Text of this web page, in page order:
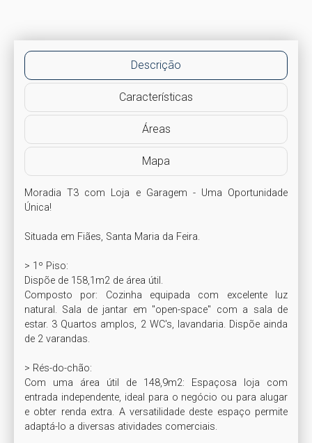
Descrição
Características
Áreas
Mapa
Moradia T3 com Loja e Garagem - Uma Oportunidade
Única!
Situada em Fiães, Santa Maria da Feira.
> 1º Piso:
Dispõe de 158,1m2 de área útil.
Composto por: Cozinha equipada com excelente luz
natural. Sala de jantar em "open-space" com a sala de
estar. 3 Quartos amplos, 2 WC's, lavandaria. Dispõe ainda
de 2 varandas.
> Rés-do-chão:
Com uma área útil de 148,9m2: Espaçosa loja com
entrada independente, ideal para o negócio ou para alugar
e obter renda extra. A versatilidade deste espaço permite
adaptá-lo a diversas atividades comerciais.